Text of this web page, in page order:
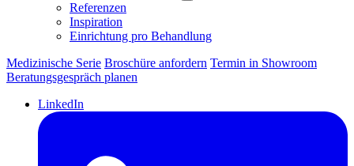
Referenzen
Inspiration
Einrichtung pro Behandlung
Medizinische Serie Broschüre anfordern Termin in Showroom
Beratungsgespräch planen
LinkedIn